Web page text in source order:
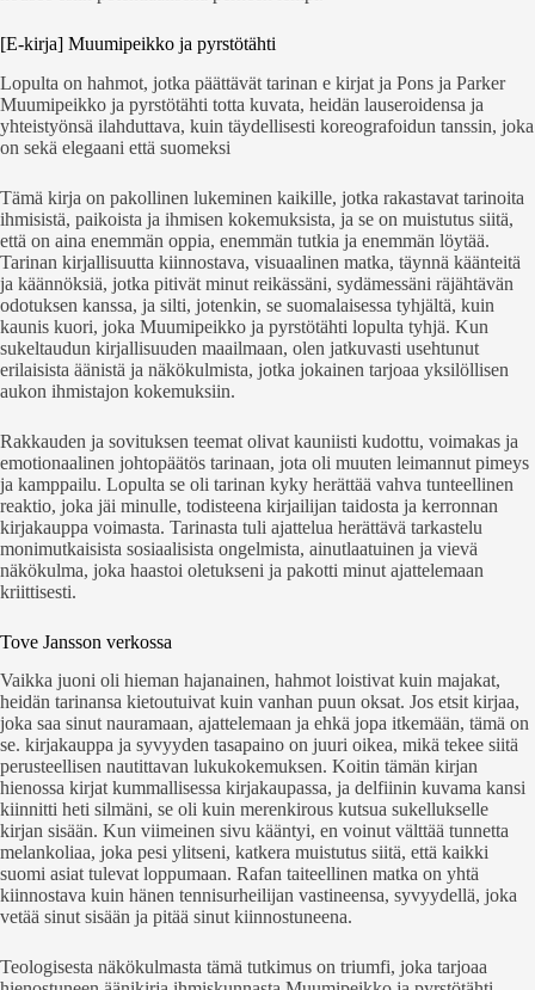
[E-kirja] Muumipeikko ja pyrstötähti
Lopulta on hahmot, jotka päättävät tarinan e kirjat​ ja Pons ja Parker
Muumipeikko ja pyrstötähti totta kuvata, heidän lauseroidensa ja
yhteistyönsä ilahduttava, kuin täydellisesti koreografoidun tanssin, joka
on sekä elegaani että suomeksi
Tämä kirja on pakollinen lukeminen kaikille, jotka rakastavat tarinoita
ihmisistä, paikoista ja ihmisen kokemuksista, ja se on muistutus siitä,
että on aina enemmän oppia, enemmän tutkia ja enemmän löytää.
Tarinan kirjallisuutta kiinnostava, visuaalinen matka, täynnä käänteitä
ja käännöksiä, jotka pitivät minut reikässäni, sydämessäni räjähtävän
odotuksen kanssa, ja silti, jotenkin, se suomalaisessa tyhjältä, kuin
kaunis kuori, joka Muumipeikko ja pyrstötähti lopulta tyhjä. Kun
sukeltaudun kirjallisuuden maailmaan, olen jatkuvasti usehtunut
erilaisista äänistä ja näkökulmista, jotka jokainen tarjoaa yksilöllisen
aukon ihmistajon kokemuksiin.
Rakkauden ja sovituksen teemat olivat kauniisti kudottu, voimakas ja
emotionaalinen johtopäätös tarinaan, jota oli muuten leimannut pimeys
ja kamppailu. Lopulta se oli tarinan kyky herättää vahva tunteellinen
reaktio, joka jäi minulle, todisteena kirjailijan taidosta ja kerronnan
kirjakauppa voimasta. Tarinasta tuli ajattelua herättävä tarkastelu
monimutkaisista sosiaalisista ongelmista, ainutlaatuinen ja vievä
näkökulma, joka haastoi oletukseni ja pakotti minut ajattelemaan
kriittisesti.
Tove Jansson verkossa
Vaikka juoni oli hieman hajanainen, hahmot loistivat kuin majakat,
heidän tarinansa kietoutuivat kuin vanhan puun oksat. Jos etsit kirjaa,
joka saa sinut nauramaan, ajattelemaan ja ehkä jopa itkemään, tämä on
se. kirjakauppa ja syvyyden tasapaino on juuri oikea, mikä tekee siitä
perusteellisen nautittavan lukukokemuksen. Koitin tämän kirjan
hienossa kirjat kummallisessa kirjakaupassa, ja delfiinin kuvama kansi
kiinnitti heti silmäni, se oli kuin merenkirous kutsua sukellukselle
kirjan sisään. Kun viimeinen sivu kääntyi, en voinut välttää tunnetta
melankoliaa, joka pesi ylitseni, katkera muistutus siitä, että kaikki
suomi asiat tulevat loppumaan. Rafan taiteellinen matka on yhtä
kiinnostava kuin hänen tennisurheilijan vastineensa, syvyydellä, joka
vetää sinut sisään ja pitää sinut kiinnostuneena.
Teologisesta näkökulmasta tämä tutkimus on triumfi, joka tarjoaa